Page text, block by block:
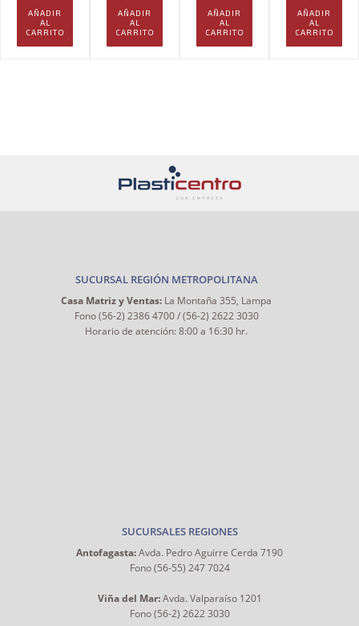
AÑADIR
AL
CARRITO
AÑADIR
AL
CARRITO
AÑADIR
AL
CARRITO
AÑADIR
AL
CARRITO
SUCURSAL REGIÓN METROPOLITANA
Casa Matriz y Ventas: La Montaña 355, Lampa
Fono (56-2) 2386 4700 / (56-2) 2622 3030
Horario de atención: 8:00 a 16:30 hr.
SUCURSALES REGIONES
Antofagasta:Avda. Pedro Aguirre Cerda 7190
Fono (56-55) 247 7024
Viña del Mar:Avda. Valparaíso 1201
Fono (56-2) 2622 3030